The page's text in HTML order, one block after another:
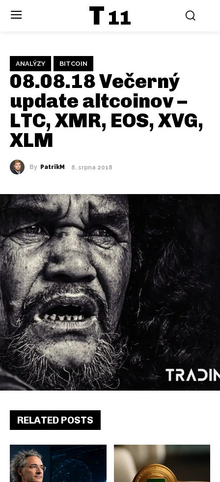
T 11
ANALÝZY BITCOIN
08.08.18 Večerný
update altcoinov –
LTC, XMR, EOS, XVG,
XLM
By PatrikM 8. srpna 2018
RELATED POSTS